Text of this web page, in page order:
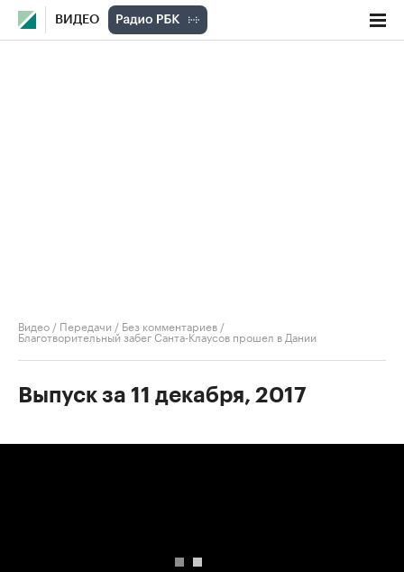
ВИДЕО
Видео / Передачи / Без комментариев /
Благотворительный забег Санта-Клаусов прошел в Дании
Выпуск за 11 декабря, 2017